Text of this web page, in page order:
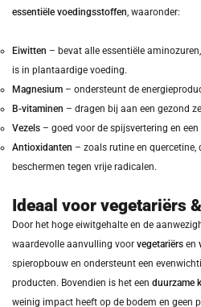
essentiële voedingsstoffen, waaronder:
Eiwitten – bevat alle essentiële
is in plantaardige voeding.
Magnesium – ondersteunt de
B-vitaminen – dragen bij aan een gezond
Vezels – goed voor de spijsvertering en
Antioxidanten – zoals rutine en quercetine,
beschermen tegen vrije radicalen.
Ideaal voor vegetariërs
Door het hoge eiwitgehalte en de
waardevolle aanvulling voor vegetariërs en
spieropbouw en ondersteunt een
producten. Bovendien is het een duurzame
weinig impact heeft op de bodem en geen